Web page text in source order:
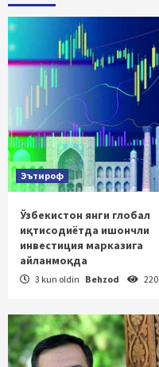
Эътироф
Ўзбекистон янги глобал
иқтисодиётда ишончли
инвестиция марказига
айланмоқда
3 kun oldin Behzod 220